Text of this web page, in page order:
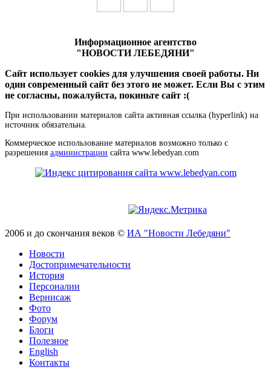
Информационное агентство
"НОВОСТИ ЛЕБЕДЯНИ"
Сайт использует cookies для улучшения своей работы. Ни
один современный сайт без этого не может. Если Вы с этим
не согласны, пожалуйста, покиньте сайт :(
При использовании материалов сайта активная ссылка (hyperlink) на
источник обязательна.
Коммерческое использование материалов возможно только с
разрешения администрации сайта www.lebedyan.com
2006 и до скончания веков © ИА "Новости Лебедяни"
Новости
Достопримечательности
История
Персоналии
Вернисаж
Фото
Форум
Блоги
Полезное
English
Контакты